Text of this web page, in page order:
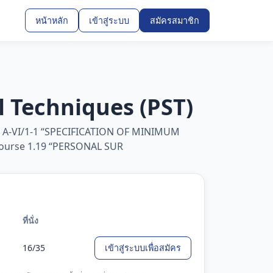
หน้าหลัก เข้าสู่ระบบ สมัครสมาชิก
(PST)
1-1 “SPECIFICATION OF MINIMUM
1.19 “PERSONAL SUR
ที่นั่ง
16/35 เข้าสู่ระบบเพื่อสมัคร